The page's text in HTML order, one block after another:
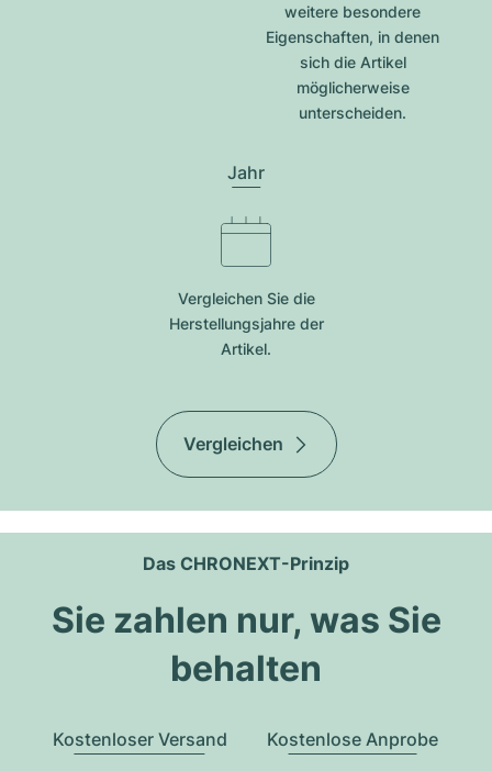
weitere besondere
Eigenschaften, in denen
sich die Artikel
möglicherweise
unterscheiden.
Jahr
Vergleichen Sie die
Herstellungsjahre der
Artikel.
Vergleichen
Das CHRONEXT-Prinzip
Sie zahlen nur, was Sie
behalten
Kostenloser Versand Kostenlose Anprobe